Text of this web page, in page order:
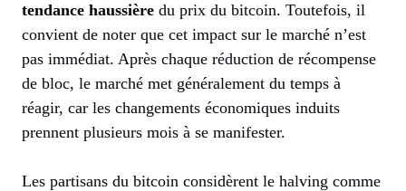
tendance haussière du prix du bitcoin. Toutefois, il
convient de noter que cet impact sur le marché n’est
pas immédiat. Après chaque réduction de récompense
de bloc, le marché met généralement du temps à
réagir, car les changements économiques induits
prennent plusieurs mois à se manifester.
Les partisans du bitcoin considèrent le halving comme